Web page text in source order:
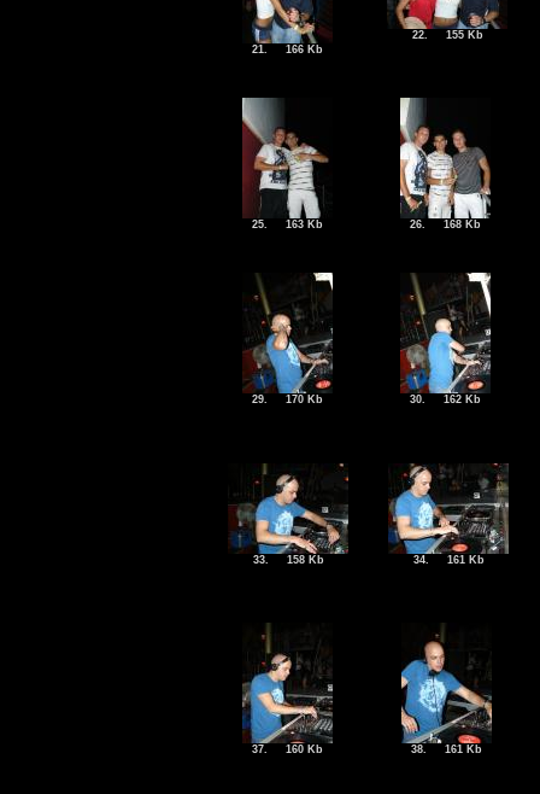
21. 166 Kb
22. 155 Kb
25. 163 Kb 26. 168 Kb
29. 170 Kb 30. 162 Kb
33. 158 Kb 34. 161 Kb
37. 160 Kb 38. 161 Kb